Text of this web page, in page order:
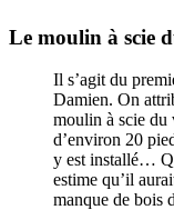
Le moulin à scie
Il s’agit du
Damien. On
moulin à scie
d’environ 20
y est installé…
estime qu’il
manque de bois